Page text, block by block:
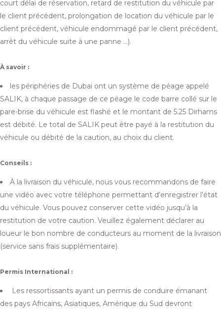
court délai de réservation, retard de restitution du véhicule par
le client précédent, prolongation de location du véhicule par le
client précédent, véhicule endommagé par le client précédent,
arrêt du véhicule suite à une panne …).
À savoir :
les périphéries de Dubai ont un système de péage appelé
SALIK, à chaque passage de ce péage le code barre collé sur le
pare-brise du véhicule est flashé et le montant de 5.25 Dirhams
est débité. Le total de SALIK peut être payé à la restitution du
véhicule ou débité de la caution, au choix du client.
Conseils :
À la livraison du véhicule, nous vous recommandons de faire
une vidéo avec votre téléphone permettant d’enregistrer l’état
du véhicule. Vous pouvez conserver cette vidéo jusqu’à la
restitution de votre caution. Veuillez également déclarer au
loueur le bon nombre de conducteurs au moment de la livraison
(service sans frais supplémentaire).
Permis International :
Les ressortissants ayant un permis de conduire émanant
des pays Africains, Asiatiques, Amérique du Sud devront